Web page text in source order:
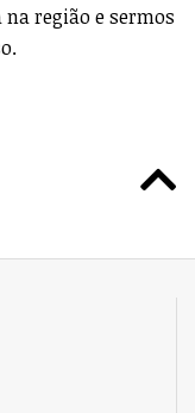
região e sermos